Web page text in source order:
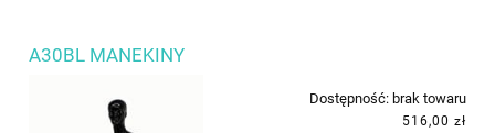
A30BL MANEKINY
Dostępność: brak towaru
516,00 zł